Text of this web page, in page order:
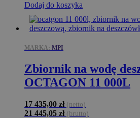
Dodaj do koszyka
MARKA: MPI
Zbiornik na wodę
OCTAGON 11 000L
17 435,00 zł (netto)
21 445,05 zł (brutto)